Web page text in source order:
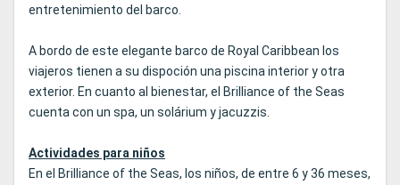
entretenimiento del barco.
A bordo de este elegante barco de Royal Caribbean los
viajeros tienen a su dispoción una piscina interior y otra
exterior. En cuanto al bienestar, el Brilliance of the Seas
cuenta con un spa, un solárium y jacuzzis.
Actividades para niños
En el Brilliance of the Seas, los niños, de entre 6 y 36 meses,